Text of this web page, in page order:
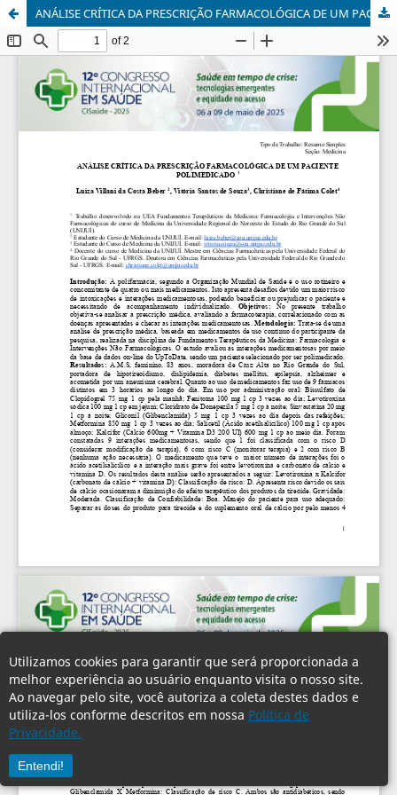
Utilizamos cookies para garantir que será proporcionada a
melhor experiência ao usuário enquanto visita o nosso site.
Ao navegar pelo site, você autoriza a coleta destes dados e
utiliza-los conforme descritos em nossa Política de
Privacidade.
Entendi!
ANÁLISE CRÍTICA DA PRESCRIÇÃO FARMACOLÓGICA DE UM PACIENTE POLIMEDICADO